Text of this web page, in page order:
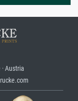
Austria